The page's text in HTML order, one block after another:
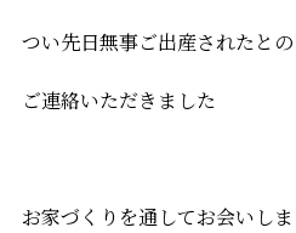
つい先日無事ご出産されたと
ご連絡いただきました
お家づくりを通してお会いしま